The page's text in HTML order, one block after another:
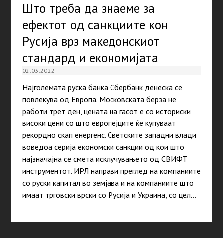
Што треба да знаеме за
ефектот од санкциите кон
Русија врз македонскиот
стандард и економијата
02.03.2022
Најголемата руска банка Сбербанк денеска се
повлекува од Европа. Московската берза не
работи трет ден, цената на гасот е со историски
високи цени со што европејците ќе купуваат
рекордно скап енергенс. Светските западни влади
воведоа серија економски санкции од кои што
најзначајна се смета исклучувањето од СВИФТ
инструментот. ИРЛ направи преглед на компаниите
со руски капитал во земјава и на компаниите што
имаат трговски врски со Русија и Украина, со цел…